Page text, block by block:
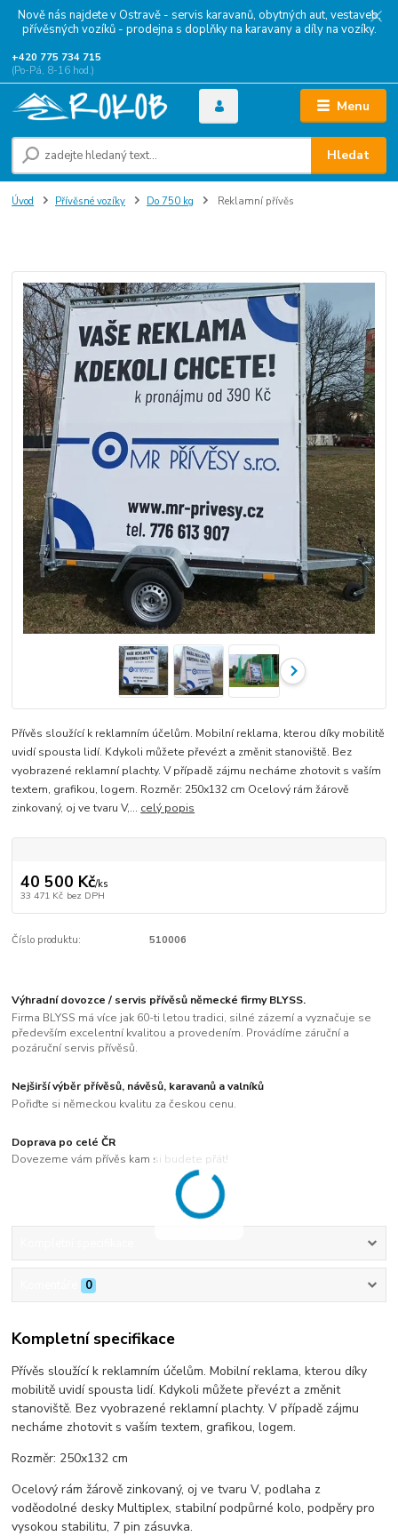
Nově nás najdete v Ostravě - servis karavanů, obytných aut, vestaveb,
přívěsných vozíků - prodejna s doplňky na karavany a díly na vozíky.
Menu
Hledat
+420 775 734 715
(Po-Pá, 8-16 hod.)
Úvod Přívěsné vozíky Do 750 kg Reklamní přívěs
Přívěs sloužící k reklamním účelům. Mobilní reklama, kterou díky mobilitě
uvidí spousta lidí. Kdykoli můžete převézt a změnit stanoviště. Bez
vyobrazené reklamní plachty. V případě zájmu necháme zhotovit s vaším
textem, grafikou, logem. Rozměr: 250x132 cm Ocelový rám žárově
zinkovaný, oj ve tvaru V,... celý popis
40 500 Kč/ks
33 471 Kč bez DPH
Číslo produktu: 510006
Výhradní dovozce / servis přívěsů německé firmy BLYSS.
Firma BLYSS má více jak 60-ti letou tradici, silné zázemí a vyznačuje se
především excelentní kvalitou a provedením. Provádíme záruční a
pozáruční servis přívěsů.
Nejširší výběr přívěsů, návěsů, karavanů a valníků
Pořiďte si německou kvalitu za českou cenu.
Doprava po celé ČR
Dovezeme vám přívěs kam si budete přát!
0
Kompletní specifikace
Přívěs sloužící k reklamním účelům. Mobilní reklama, kterou díky
mobilitě uvidí spousta lidí. Kdykoli můžete převézt a změnit
stanoviště. Bez vyobrazené reklamní plachty. V případě zájmu
necháme zhotovit s vaším textem, grafikou, logem.
Rozměr: 250x132 cm
Ocelový rám žárově zinkovaný, oj ve tvaru V, podlaha z
voděodolné desky Multiplex, stabilní podpůrné kolo, podpěry pro
vysokou stabilitu, 7 pin zásuvka.